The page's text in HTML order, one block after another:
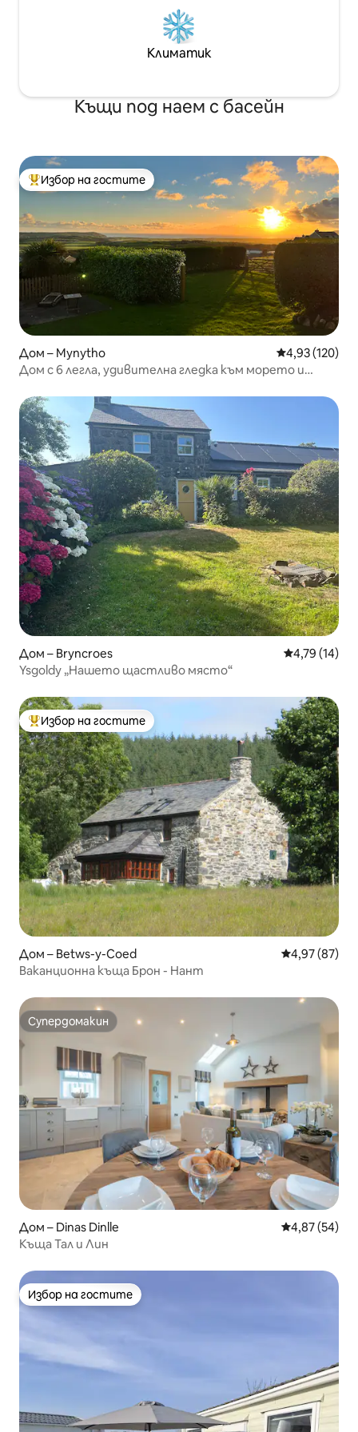
Климатик
Къщи под наем с басейн
Най-популярен избор на гостите
Избор на гостите
Дом – Mynytho Средна
4,93 (120)
Дом с 6 легла, удивителна гледка към морето и
Дом – Bryncroes Средна
4,79 (14)
Ysgoldy „Нашето щастливо място“
Най-популярен избор на гостите
Избор на гостите
Дом – Betws-y-Coed Средна
4,97 (87)
Ваканционна къща Брон - Нант
Супердомакин
Супердомакин
Дом – Dinas Dinlle Средна
4,87 (54)
Къща Тал и Лин
Избор на гостите
Избор на гостите